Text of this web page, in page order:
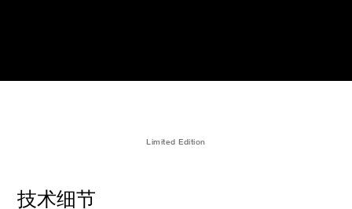
Limited Edition
技术细节